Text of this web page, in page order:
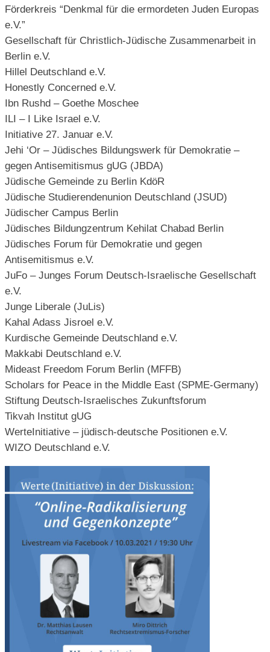
Förderkreis “Denkmal für die ermordeten Juden Europas
e.V.”
Gesellschaft für Christlich-Jüdische Zusammenarbeit in
Berlin e.V.
Hillel Deutschland e.V.
Honestly Concerned e.V.
Ibn Rushd – Goethe Moschee
ILI – I Like Israel e.V.
Initiative 27. Januar e.V.
Jehi ‘Or – Jüdisches Bildungswerk für Demokratie –
gegen Antisemitismus gUG (JBDA)
Jüdische Gemeinde zu Berlin KdöR
Jüdische Studierendenunion Deutschland (JSUD)
Jüdischer Campus Berlin
Jüdisches Bildungzentrum Kehilat Chabad Berlin
Jüdisches Forum für Demokratie und gegen
Antisemitismus e.V.
JuFo – Junges Forum Deutsch-Israelische Gesellschaft
e.V.
Junge Liberale (JuLis)
Kahal Adass Jisroel e.V.
Kurdische Gemeinde Deutschland e.V.
Makkabi Deutschland e.V.
Mideast Freedom Forum Berlin (MFFB)
Scholars for Peace in the Middle East (SPME-Germany)
Stiftung Deutsch-Israelisches Zukunftsforum
Tikvah Institut gUG
WerteInitiative – jüdisch-deutsche Positionen e.V.
WIZO Deutschland e.V.